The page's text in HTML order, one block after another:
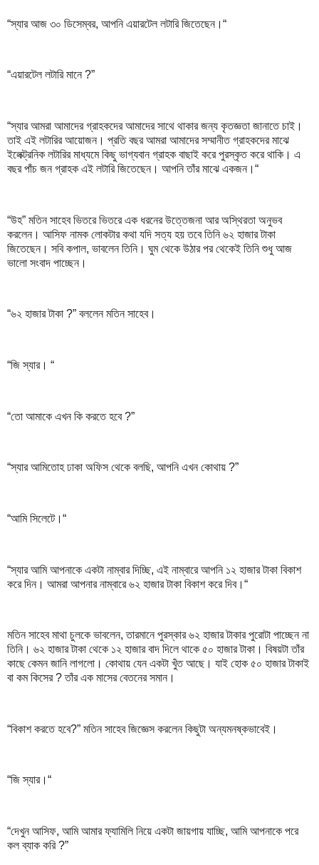
“স্যার আজ ৩০ ডিসেম্বর, আপনি এয়ারটেল লটারি জিতেছেন।“
“এয়ারটেল লটারি মানে ?”
“স্যার আমরা আমাদের গ্রাহকদের আমাদের সাথে থাকার জন্য কৃতজ্ঞতা জানাতে চাই।
তাই এই লটারির আয়োজন। প্রতি বছর আমরা আমাদের সম্মানীত গ্রাহকদের মাঝে
ইলেক্ট্রনিক লটারির মাধ্যমে কিছু ভাগ্যবান গ্রাহক বাছাই করে পুরস্কৃত করে থাকি। এ
বছর পাঁচ জন গ্রাহক এই লটারি জিতেছেন। আপনি তাঁর মাঝে একজন।“
“উহ” মতিন সাহেব ভিতরে ভিতরে এক ধরনের উত্তেজনা আর অস্থিরতা অনুভব
করলেন। আসিফ নামক লোকটার কথা যদি সত্য হয় তবে তিনি ৬২ হাজার টাকা
জিতেছেন। সবি কপাল, ভাবলেন তিনি। ঘুম থেকে উঠার পর থেকেই তিনি শুধু আজ
ভালো সংবাদ পাচ্ছেন।
“৬২ হাজার টাকা ?” বললেন মতিন সাহেব।
“জি স্যার। “
“তো আমাকে এখন কি করতে হবে ?”
“স্যার আমিতোহ ঢাকা অফিস থেকে বলছি, আপনি এখন কোথায় ?”
“আমি সিলেটে।“
“স্যার আমি আপনাকে একটা নাম্বার দিচ্ছি, এই নাম্বারে আপনি ১২ হাজার টাকা বিকাশ
করে দিন। আমরা আপনার নাম্বারে ৬২ হাজার টাকা বিকাশ করে দিব।“
মতিন সাহেব মাথা চুলকে ভাবলেন, তারমানে পুরস্কার ৬২ হাজার টাকার পুরোটা পাচ্ছেন না
তিনি। ৬২ হাজার টাকা থেকে ১২ হাজার বাদ দিলে থাকে ৫০ হাজার টাকা। বিষয়টা তাঁর
কাছে কেমন জানি লাগলো। কোথায় যেন একটা খুঁত আছে। যাই হোক ৫০ হাজার টাকাই
বা কম কিসের ? তাঁর এক মাসের বেতনের সমান।
“বিকাশ করতে হবে?” মতিন সাহেব জিজ্ঞেস করলেন কিছুটা অন্যমনষ্কভাবেই।
“জি স্যার।“
“দেখুন আসিফ, আমি আমার ফ্যামিলি নিয়ে একটা জায়গায় যাচ্ছি, আমি আপনাকে পরে
কল ব্যাক করি ?”